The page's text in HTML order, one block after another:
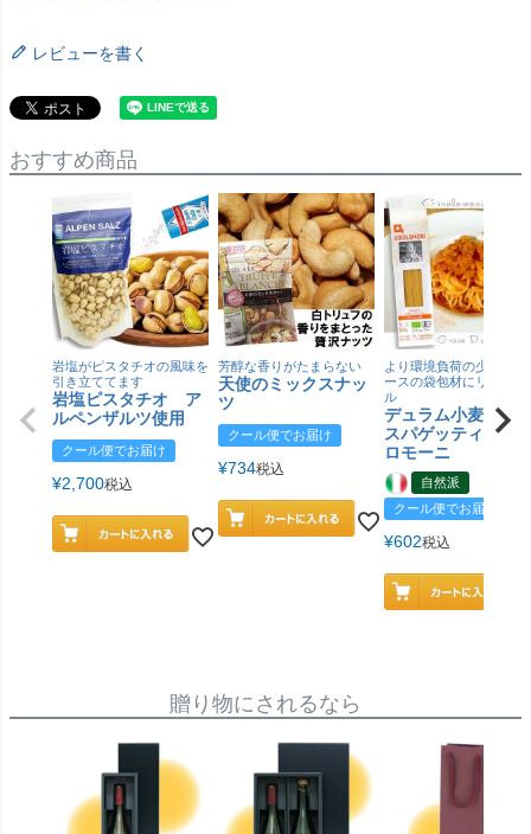
レビューを書く
おすすめ商品
岩塩がピスタチオの風味を
引き立ててます
岩塩ピスタチオ ア
ルペンザルツ使用
クール便でお届け
¥2,700税込
芳醇な香りがたまらない
天使のミックスナッ
ツ
クール便でお届け
¥734税込
より環境負荷の少ない紙
ースの袋包材にリニュー
ル
デュラム小麦 有
スパゲッティ／ジ
ロモーニ
自然派
クール便でお届け
¥602税込
贈り物にされるなら